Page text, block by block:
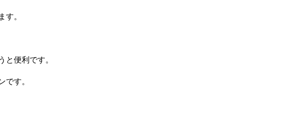
す。
と便利です。
です。